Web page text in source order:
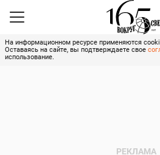
На информационном ресурсе применяются
Оставаясь на сайте, вы подтверждаете свое
использование.